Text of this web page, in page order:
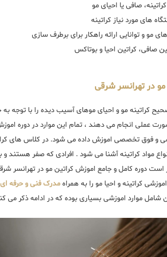
در تهرانسر شرقی
کراتینه مو و احیای موهای آسیب دیده را با توجه
عملی انجام می دهند ، تمام این موارد در دوره
و فوق تخصصی اموزش داده می شود. در کلاس های
مواد کراتینه آشنا می شود . افرادی که صفر هستند و
است دوره کامل و جامع اموزش کراتین مو در تهرانسر
کراتینه و احیا مو را به همراهمدرک فنی و حرفه ای
شامل موارد اموزشی بسیاری بوده که در ادامه ذکر می